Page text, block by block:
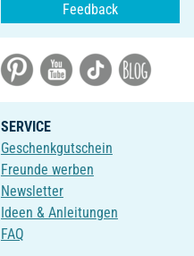
Feedback
SERVICE
Geschenkgutschein
Freunde werben
Newsletter
Ideen & Anleitungen
FAQ